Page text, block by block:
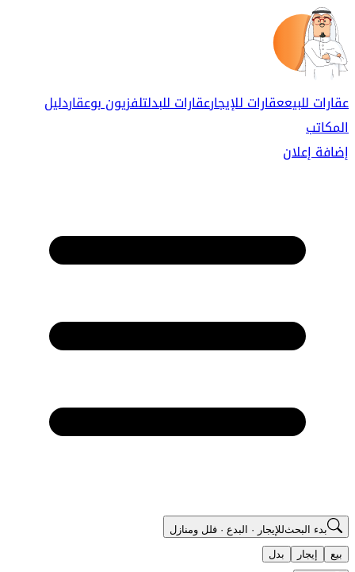
عقارات للبيععقارات للإيجارعقارات للبدلتلفزيون بوعقاردليل
المكاتب
إضافة إعلان
بدء البحثللإيجار · البدع · فلل ومنازل
بيع إيجار بدل